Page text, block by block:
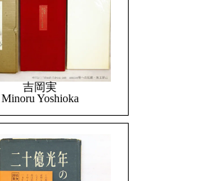
吉岡実
Minoru Yoshioka